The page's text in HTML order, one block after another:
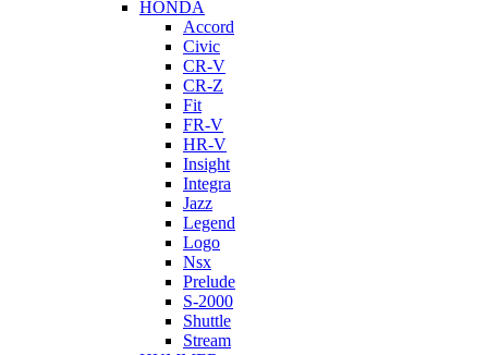
HONDA
Accord
Civic
CR-V
CR-Z
Fit
FR-V
HR-V
Insight
Integra
Jazz
Legend
Logo
Nsx
Prelude
S-2000
Shuttle
Stream